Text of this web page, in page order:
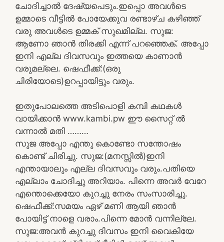
ചോദിച്ചാൽ ദേഷ്യപെടും.ഇപ്പൊ അവൾടെ
ഉമ്മാടെ വീട്ടിൽ പോയേക്കുവ രണ്ടാഴ്ച കഴിഞ്ഞ്
വരു അവൾടെ ഉമ്മക് സുഖമില്ല. സുജ:
ആണോ ഞാൻ തിരക്കി എന്ന് പറഞ്ഞെക്. അപ്പോ
ഇനി എല്ല ദിവസവും ഇത്തയെ കാണാൻ
വരുമല്ലെ. ഷെഫീക്ക്:(ഒരു
ചിരിയോടെ)ഉറപ്പായിട്ടും വരും.
ഇതുപോലത്തെ അടിപൊളി കമ്പി കഥകൾ
വായിക്കാൻ www.kambi.pw ഈ സൈറ്റ് ൽ
വന്നാൽ മതി ………
സുജ അപ്പോ എന്തു കൊണ്ടോ സന്തോഷം
കൊണ്ട് ചിരിച്ചു. സുജ:(മനസ്സിൽ)ഇനി
എന്തായാലും എല്ല ദിവസവും വരും.പതിയെ
എല്ലാം ചോദിച്ചു അറിയാം. പിന്നെ അവർ വേറേ
എന്തൊക്കെയോ കുറച്ചു നേരം സംസാരിച്ചു.
ഷെഫീക്ക്:സമയം ഏഴ് മണി ആയി ഞാൻ
പോയിട്ട് നാളെ വരാം.പിന്നെ മോൻ വന്നില്ലേ.
സുജ:അവൻ കുറച്ചു ദിവസം ഇനി വൈകിയേ